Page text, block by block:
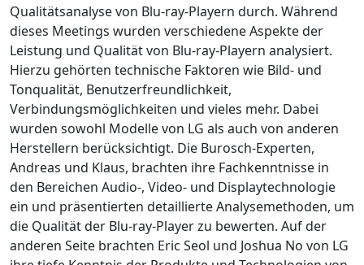
Qualitätsanalyse von Blu-ray-Playern durch. Während
dieses Meetings wurden verschiedene Aspekte der
Leistung und Qualität von Blu-ray-Playern analysiert.
Hierzu gehörten technische Faktoren wie Bild- und
Tonqualität, Benutzerfreundlichkeit,
Verbindungsmöglichkeiten und vieles mehr. Dabei
wurden sowohl Modelle von LG als auch von anderen
Herstellern berücksichtigt. Die Burosch-Experten,
Andreas und Klaus, brachten ihre Fachkenntnisse in
den Bereichen Audio-, Video- und Displaytechnologie
ein und präsentierten detaillierte Analysemethoden, um
die Qualität der Blu-ray-Player zu bewerten. Auf der
anderen Seite brachten Eric Seol und Joshua No von LG